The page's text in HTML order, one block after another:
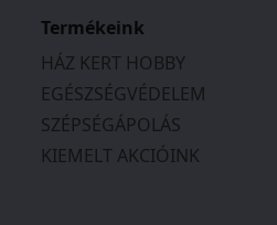
Termékeink
HÁZ KERT HOBBY
EGÉSZSÉGVÉDELEM
SZÉPSÉGÁPOLÁS
KIEMELT AKCIÓINK